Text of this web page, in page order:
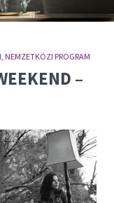
NEMZETKÖZI PROGRAM
–